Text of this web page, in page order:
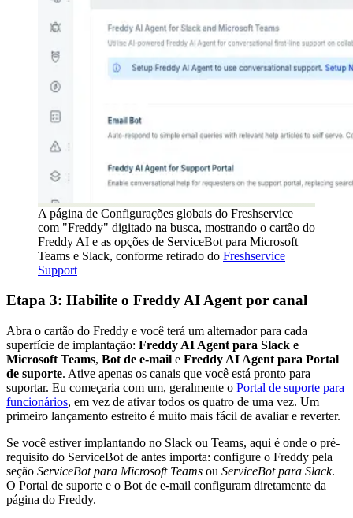
A página de Configurações globais do Freshservice
com "Freddy" digitado na busca, mostrando o cartão do
Freddy AI e as opções de ServiceBot para Microsoft
Teams e Slack, conforme retirado do Freshservice
Support
Etapa 3: Habilite o Freddy AI Agent por canal
Abra o cartão do Freddy e você terá um alternador para cada
superfície de implantação: Freddy AI Agent para Slack e
Microsoft Teams, Bot de e-mail e Freddy AI Agent para Portal
de suporte. Ative apenas os canais que você está pronto para
suportar. Eu começaria com um, geralmente o Portal de suporte para
funcionários, em vez de ativar todos os quatro de uma vez. Um
primeiro lançamento estreito é muito mais fácil de avaliar e reverter.
Se você estiver implantando no Slack ou Teams, aqui é onde o pré-
requisito do ServiceBot de antes importa: configure o Freddy pela
seção ServiceBot para Microsoft Teams ou ServiceBot para Slack.
O Portal de suporte e o Bot de e-mail configuram diretamente da
página do Freddy.